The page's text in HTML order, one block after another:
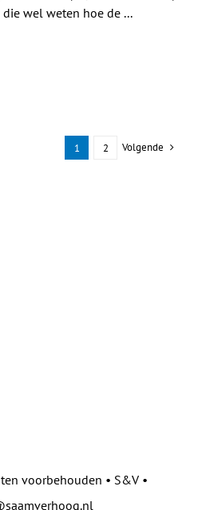
wel weten hoe de ...
1 2 Volgende
voorbehouden • S&V •